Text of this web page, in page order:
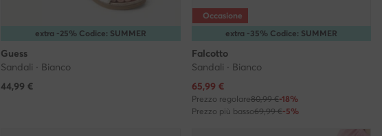
extra -25% Codice: SUMMER
Guess
Sandali · Bianco
44,99 €
extra -35% Codice: SUMMER
Occasione
Falcotto
Sandali · Bianco
Prezzo attuale
65,99 €
Prezzo regolare80,99 €-18%
Prezzo più basso69,99 €-5%